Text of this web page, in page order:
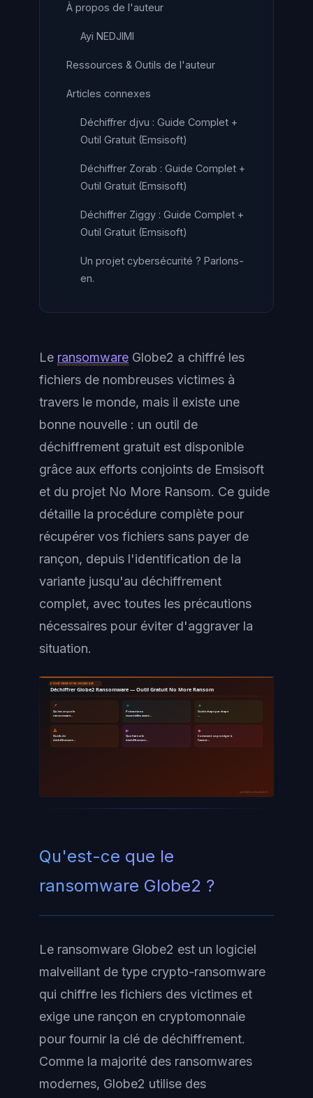
À propos de l'auteur
Ayi NEDJIMI
Ressources & Outils de l'auteur
Articles connexes
Déchiffrer djvu : Guide Complet +
Outil Gratuit (Emsisoft)
Déchiffrer Zorab : Guide Complet +
Outil Gratuit (Emsisoft)
Déchiffrer Ziggy : Guide Complet +
Outil Gratuit (Emsisoft)
Un projet cybersécurité ? Parlons-
en.
Le ransomware Globe2 a chiffré les
fichiers de nombreuses victimes à
travers le monde, mais il existe une
bonne nouvelle : un outil de
déchiffrement gratuit est disponible
grâce aux efforts conjoints de Emsisoft
et du projet No More Ransom. Ce guide
détaille la procédure complète pour
récupérer vos fichiers sans payer de
rançon, depuis l'identification de la
variante jusqu'au déchiffrement
complet, avec toutes les précautions
nécessaires pour éviter d'aggraver la
situation.
DÉCHIFFREMENT RANSOMWARE
Déchiffrer Globe2 Ransomware — Outil Gratuit No More Ransom
📌
Qu'est-ce que le
ransomware…
🔹
Précautions
essentielles avant…
🔸
Guide étape par étape
🔺
Outils de
déchiffrement…
▶
Que faire si le
déchiffrement…
◆
Comment se protéger à
l'avenir…
ayinedjimi-consultants.fr
Qu'est-ce que le
ransomware Globe2 ?
Le ransomware Globe2 est un logiciel
malveillant de type crypto-ransomware
qui chiffre les fichiers des victimes et
exige une rançon en cryptomonnaie
pour fournir la clé de déchiffrement.
Comme la majorité des ransomwares
modernes, Globe2 utilise des